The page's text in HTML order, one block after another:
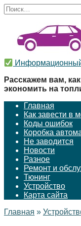
Перейти
к
содержанию
Search
for:
Расскажем вам,
экономить на
Главная
Как завести в
Коды ошибок
Коробка
Не заводится
Новости
Разное
Ремонт и
Тюнинг
Устройство
Карта сайта
Главная »